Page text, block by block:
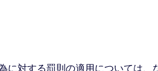
に対する罰則の適用については、